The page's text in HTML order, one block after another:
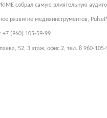
собрал самую влиятельную
развитие медиаинструментов,
+7 (960) 105-59-99
52, 3 этаж, офис 2, тел. 8 960-